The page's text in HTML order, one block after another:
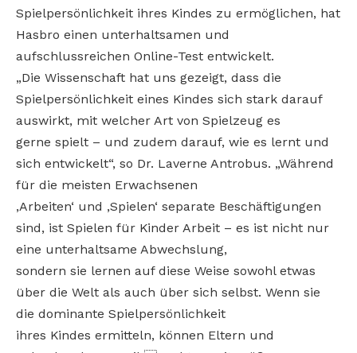
Spielpersönlichkeit ihres Kindes zu ermöglichen, hat
Hasbro einen unterhaltsamen und
aufschlussreichen Online-Test entwickelt.
„Die Wissenschaft hat uns gezeigt, dass die
Spielpersönlichkeit eines Kindes sich stark darauf
auswirkt, mit welcher Art von Spielzeug es
gerne spielt – und zudem darauf, wie es lernt und
sich entwickelt“, so Dr. Laverne Antrobus. „Während
für die meisten Erwachsenen
‚Arbeiten‘ und ‚Spielen‘ separate Beschäftigungen
sind, ist Spielen für Kinder Arbeit – es ist nicht nur
eine unterhaltsame Abwechslung,
sondern sie lernen auf diese Weise sowohl etwas
über die Welt als auch über sich selbst. Wenn sie
die dominante Spielpersönlichkeit
ihres Kindes ermitteln, können Eltern und